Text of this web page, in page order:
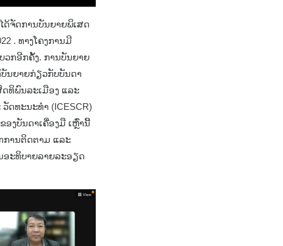
ດ້ຈັດການບັນຍາຍພິເສດ
. ທາງໂຄງການມີ
ວກອີກຄັ້ງ. ການບັນຍາຍ
ບັນຍາຍກ່ຽວກັບບັນດາ
ທິພົນລະເມືອງ ແລະ
ດທະນະທຳ (ICESCR)
ອງບັນດາເຄື່ອງມື ເຫຼົ່ານີ້
ການຕິດຕາມ ແລະ
ອະທິບາຍລາຍລະອຽດ